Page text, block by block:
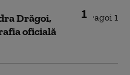
1
Drăgoi,
oficială